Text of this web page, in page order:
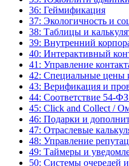
36: Геймификация
37: Экологичность и
38: Таблицы и
39: Внутренний
40: Интерактивный
41: Управление
42: Специальные цены
43: Верификация и
44: Соответствие 54-
45: Click and Collect /
46: Подарки и
47: Отраслевые
48: Управление
49: Таймеры и
50: Системы очередей